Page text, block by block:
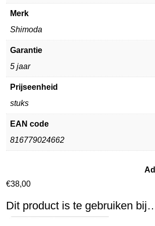
Merk
Shimoda
Garantie
5 jaar
Prijseenheid
stuks
EAN code
816779024662
€38,00
Dit product is te gebruiken